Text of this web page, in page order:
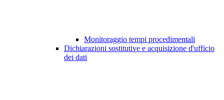
Monitoraggio tempi procedimentali
Dichiarazioni sostitutive e acquisizione d'ufficio
dei dati